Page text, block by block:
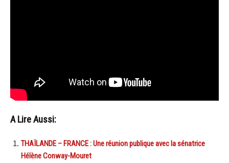
A Lire Aussi:
THAÏLANDE – FRANCE : Une réunion publique avec la sénatrice
Hélène Conway-Mouret